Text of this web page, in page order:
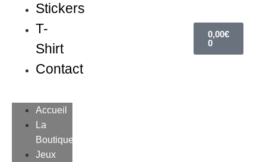
Stickers
T-
Shirt
Contact
Accueil
La
Boutique
Jeux
0,00€
0